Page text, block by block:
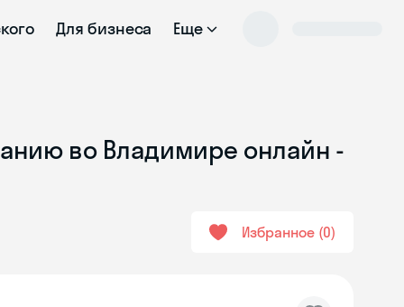
Для бизнеса Еще
во Владимире онлайн -
Избранное 0